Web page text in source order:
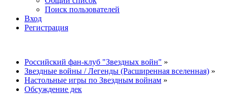
Поиск пользователей
Вход
Регистрация
Российский фан-клуб "Звездных войн" »
Звездные войны / Легенды (Расширенная вселенная) »
Настольные игры по Звездным войнам »
Обсуждение дек